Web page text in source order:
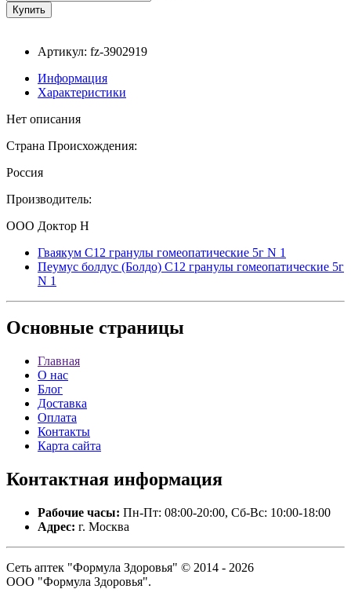
Артикул: fz-3902919
Информация
Характеристики
Нет описания
Страна Происхождения:
Россия
Производитель:
ООО Доктор Н
Гваякум C12 гранулы гомеопатические 5г N 1
Пеумус болдус (Болдо) C12 гранулы гомеопатические 5г
N 1
Основные страницы
Главная
О нас
Блог
Доставка
Оплата
Контакты
Карта сайта
Контактная информация
Рабочие часы: Пн-Пт: 08:00-20:00, Сб-Вс: 10:00-18:00
Адрес: г. Москва
Сеть аптек "Формула Здоровья" © 2014 - 2026
ООО "Формула Здоровья".